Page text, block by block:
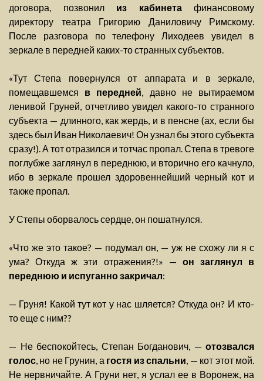
договора, позвонил из кабинетафинансовому
директору театра Григорию Даниловичу Римскому.
После разговора по телефону Лиходеев увидел в
зеркале в передней каких-то странных субъектов.
«Тут Степа повернулся от аппарата и в зеркале,
помещавшемся в передней, давно не вытираемом
ленивой Груней, отчетливо увидел какого-то странного
субъекта — длинного, как жердь, и в пенсне (ах, если бы
здесь был Иван Николаевич! Он узнал бы этого субъекта
сразу!). А тот отразился и тотчас пропал. Степа в тревоге
поглубже заглянул в переднюю, и вторично его качнуло,
ибо в зеркале прошел здоровеннейший черный кот и
также пропал.
У Степы оборвалось сердце, он пошатнулся.
«Что же это такое? — подумал он, — уж не схожу ли я с
ума? Откуда ж эти отражения?!» — он заглянул в
переднюю и испуганно закричал:
— Груня! Какой тут кот у нас шляется? Откуда он? И кто-
то еще с ним??
— Не беспокойтесь, Степан Богданович, — отозвался
голос, но не Грунин, а гостя из спальни, — кот этот мой.
Не нервничайте. А Груни нет, я услал ее в Воронеж, на